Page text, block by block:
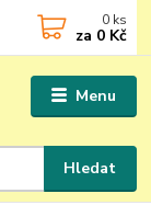
Menu
Hledat
0 ks
za 0 Kč